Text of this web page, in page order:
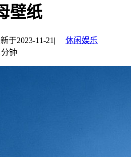
壁纸
于2023-11-21 |
休闲娱乐
分钟